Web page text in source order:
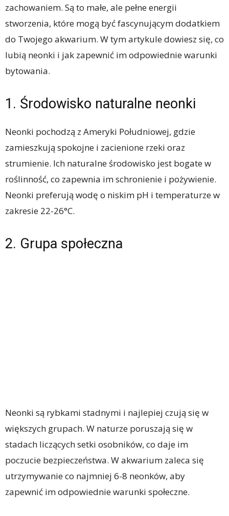
zachowaniem. Są to małe, ale pełne energii
stworzenia, które mogą być fascynującym dodatkiem
do Twojego akwarium. W tym artykule dowiesz się, co
lubią neonki i jak zapewnić im odpowiednie warunki
bytowania.
1. Środowisko naturalne neonki
Neonki pochodzą z Ameryki Południowej, gdzie
zamieszkują spokojne i zacienione rzeki oraz
strumienie. Ich naturalne środowisko jest bogate w
roślinność, co zapewnia im schronienie i pożywienie.
Neonki preferują wodę o niskim pH i temperaturze w
zakresie 22-26°C.
2. Grupa społeczna
Neonki są rybkami stadnymi i najlepiej czują się w
większych grupach. W naturze poruszają się w
stadach liczących setki osobników, co daje im
poczucie bezpieczeństwa. W akwarium zaleca się
utrzymywanie co najmniej 6-8 neonków, aby
zapewnić im odpowiednie warunki społeczne.